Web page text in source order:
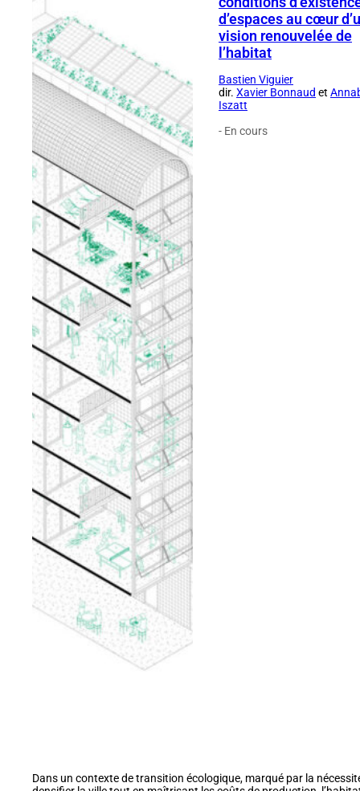
d’espaces au cœur
vision renouvelée de
l’habitat
Bastien Viguier
dir. Xavier Bonnaud et
Iszatt
- En cours
Dans un contexte de transition écologique, marqué par la